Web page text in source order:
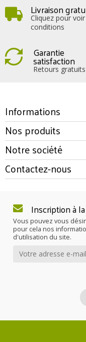
Livraison
Cliquez pour
conditions
Garantie
satisfaction
Retours gratuits
Informations
Nos produits
Notre société
Contactez-nous
Inscription à
Vous pouvez vous
pour cela nos
d'utilisation du site.